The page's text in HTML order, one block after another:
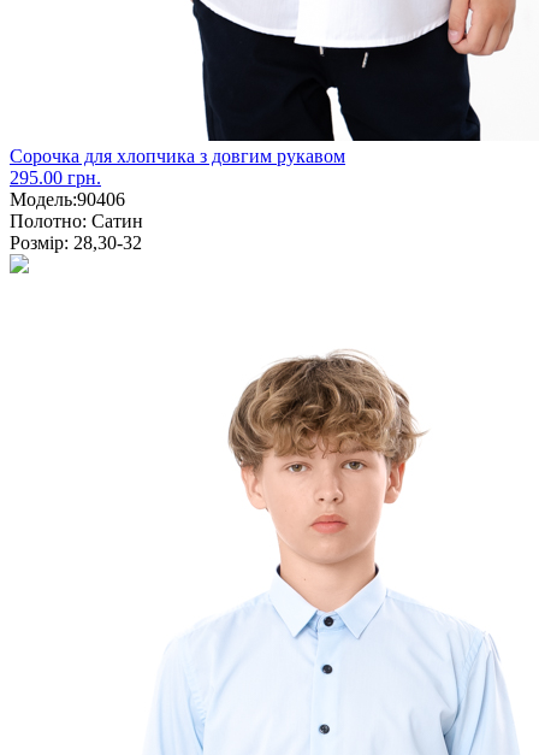
Сорочка для хлопчика з довгим рукавом
295.00 грн.
Модель:90406
Полотно: Сатин
Розмір: 28,30-32